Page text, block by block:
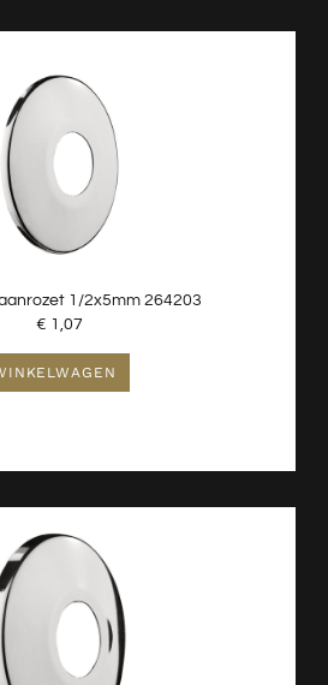
1/2x5mm 264203
€ 1,07